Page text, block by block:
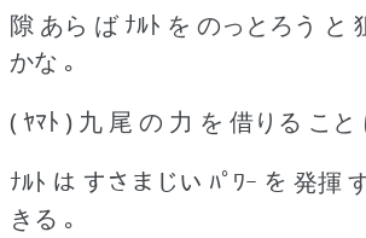
隙 あら ば ﾅﾙﾄ を のっとろう と
かな ｡
( ﾔﾏﾄ ) 九 尾 の 力 を 借りる こ
ﾅﾙﾄ は すさまじい ﾊﾟﾜｰ を 発揮
きる ｡